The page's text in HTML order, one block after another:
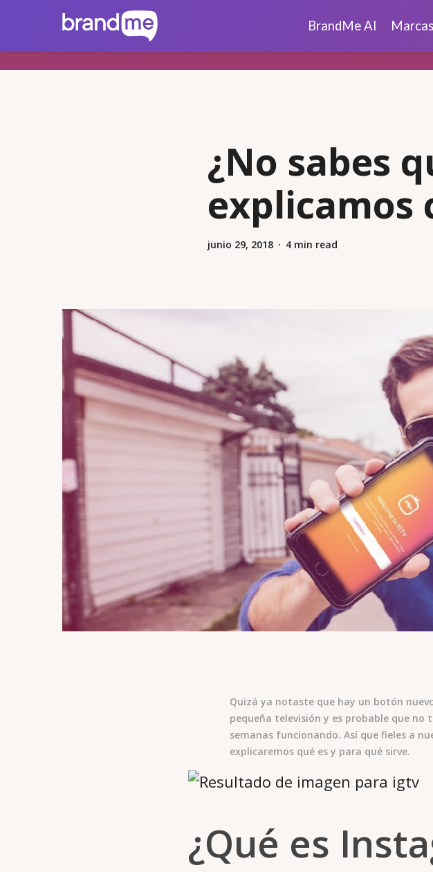
BrandMe AI Marcas
¿No sabes
explicamos
junio 29, 2018 4 min read
Quizá ya notaste que hay un botón
pequeña televisión y es probable que no
semanas funcionando. Así que fieles a
explicaremos qué es y para qué sirve.
¿Qué es